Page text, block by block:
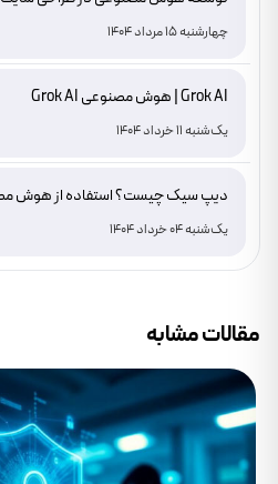
چهارشنبه 15 مرداد 1404
Grok AI | هوش مصنوعی Grok AI
یک‌شنبه 11 خرداد 1404
دانلود
یک‌شنبه 04 خرداد 1404
مقالات مشابه